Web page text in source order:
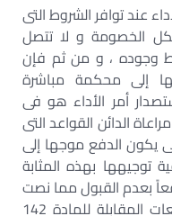
عند توافر الشروط التى
الخصومة و لا تتصل
وجوده ، و من ثم فإن
إلى محكمة مباشرة
أمر الأداء هو فى
الدائن القواعد التى
يكون الدفع موجها إلى
توجيهها بهذه المثابة
بعدم القبول مما نصت
عليه المادة 115 من قانون المرافعات المقابلة للمادة 142